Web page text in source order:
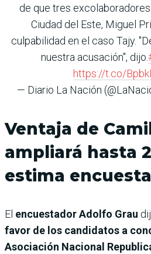
de que tres
Ciudad del Este, Miguel
culpabilidad en el caso Tajy.
nuestra acusación", dijo.
https://t.co/
— Diario La Nación
Ventaja de
ampliará hasta
estima
El encuestador Adolfo Grau
favor de los candidatos a
Asociación Nacional